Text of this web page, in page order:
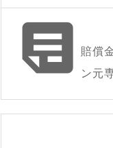
賠償
ン元